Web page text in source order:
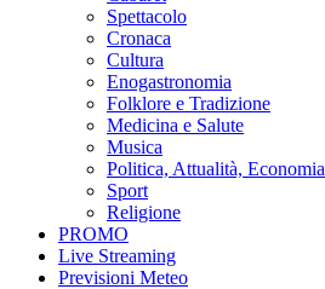
Spettacolo
Cronaca
Cultura
Enogastronomia
Folklore e Tradizione
Medicina e Salute
Musica
Politica, Attualità, Economia
Sport
Religione
PROMO
Live Streaming
Previsioni Meteo